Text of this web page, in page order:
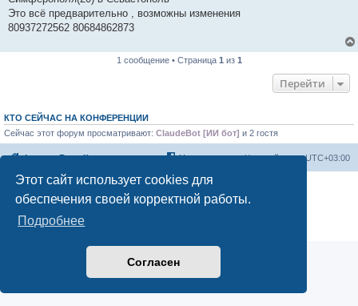
Этот сайт использует cookies для
обеспечения своей корректной работы.
Подробнее
Согласен
Это всё предварительно , возможны изменения
80937272562 80684862873
1 сообщение • Страница 1 из 1
Перейти
КТО СЕЙЧАС НА КОНФЕРЕНЦИИ
Сейчас этот форум просматривают: ClaudeBot [ИИ бот] и 2 гостя
Форум «Весь Крым» Часовой пояс:UTC+03:00
Наша команда
Создано на основе phpBB® Forum Software © phpBB Limited
Конфиденциальность
|Правила